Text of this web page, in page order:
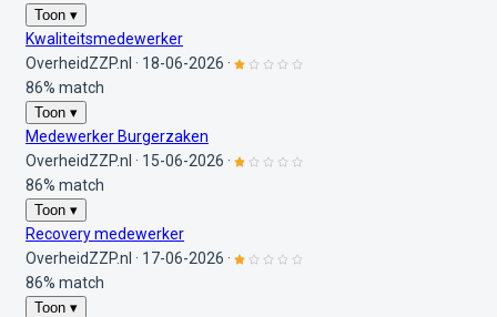
Toon ▾
Kwaliteitsmedewerker
OverheidZZP.nl · 18-06-2026 ·
86% match
Toon ▾
Medewerker Burgerzaken
OverheidZZP.nl · 15-06-2026 ·
86% match
Toon ▾
Recovery medewerker
OverheidZZP.nl · 17-06-2026 ·
86% match
Toon ▾